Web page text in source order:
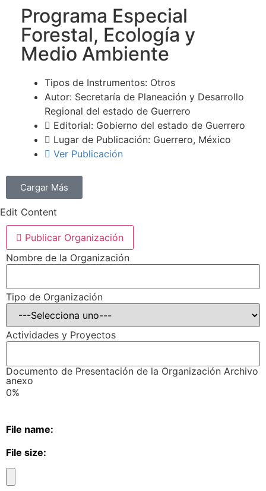
Programa Especial
Forestal, Ecología y
Medio Ambiente
Tipos de Instrumentos: Otros
Autor: Secretaría de Planeación y Desarrollo
Regional del estado de Guerrero
Editorial: Gobierno del estado de Guerrero
Lugar de Publicación: Guerrero, México
Ver Publicación
Cargar Más
Edit Content
Publicar Organización
Nombre de la Organización
Tipo de Organización
Actividades y Proyectos
Documento de Presentación de la Organización Archivo
anexo
0%
File name:
File size: